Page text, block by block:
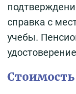
справка с
учебы.